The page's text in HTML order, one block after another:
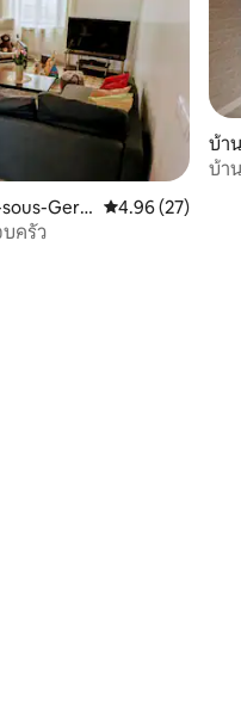
Gerb คะแนนเฉลี่ย 4.96
4.96 (27)
ครัว
บ้า
บ้า